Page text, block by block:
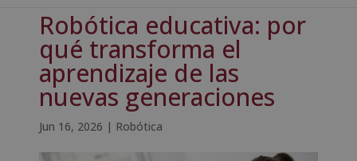
Robótica educativa: por
qué transforma el
aprendizaje de las
nuevas generaciones
Jun 16, 2026 | Robótica